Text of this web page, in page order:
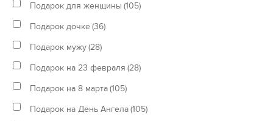
Подарок для женщины (105)
Подарок дочке(36)
Подарок мужу(28)
Подарок на 23 февраля (28)
Подарок на 8 марта(105)
Подарок на День Ангела(105)